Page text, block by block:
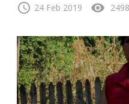
schedule 24 Feb 2019 visibility 2498